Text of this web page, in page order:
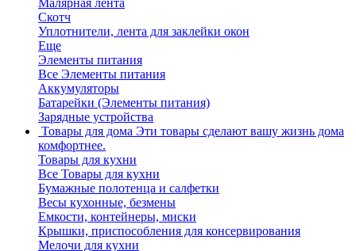
Малярная лента
Скотч
Уплотнители, лента для заклейки окон
Еще
Элементы питания
Все Элементы питания
Аккумуляторы
Батарейки (Элементы питания)
Зарядные устройства
Товары для дома Эти товары сделают вашу жизнь дома
комфортнее.
Товары для кухни
Все Товары для кухни
Бумажные полотенца и салфетки
Весы кухонные, безмены
Емкости, контейнеры, миски
Крышки, приспособления для консервирования
Мелочи для кухни